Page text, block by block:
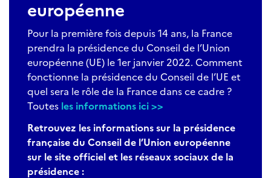
européenne
Pour la première fois depuis 14 ans, la France
prendra la présidence du Conseil de l’Union
européenne (UE) le 1er janvier 2022. Comment
fonctionne la présidence du Conseil de l’UE et
quel sera le rôle de la France dans ce cadre ?
Toutes les informations ici >>
Retrouvez les informations sur la présidence
française du Conseil de l’Union européenne
sur le site officiel et les réseaux sociaux de la
présidence :